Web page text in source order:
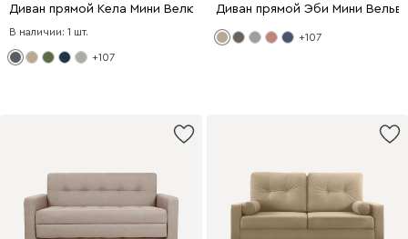
Диван прямой Кела Мини Велюр Графитовый
В наличии: 1 шт.
+107
Диван прямой Эби Мини
+107